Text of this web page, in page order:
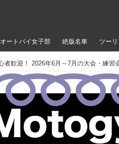
オートバイ女子部 絶版名車 ツー